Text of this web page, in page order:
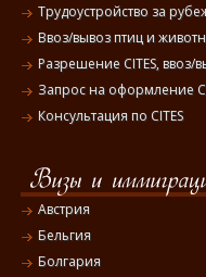
Трудоустройство за
Ввоз/вывоз птиц и
Разрешение CITES, ввоз/
Запрос на оформление
Консультация по CITES
Австрия
Бельгия
Болгария